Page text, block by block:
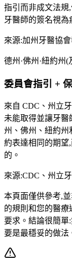
指引而非成文法規
牙醫師的簽名視為
來源:加州牙醫協會
德州·佛州·紐約州(
委員會指引 +
來自 CDC、州立
未能取得並讓牙
州、佛州、紐約州
約表達相同的期
的。
來源:CDC、州立
本頁面僅供參考,
的規則和您的醫療
要求。結論很簡單
要是最穩妥的做法